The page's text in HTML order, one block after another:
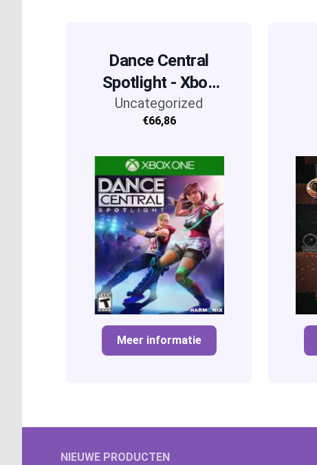
Dance Central
Spotlight - Xbox
One
Uncategorized
€66,86
Meer informatie
NIEUWE PRODUCTEN